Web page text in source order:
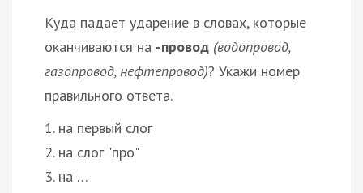
Куда падает ударение в словах, которые
оканчиваются на -провод (водопровод,
газопровод, нефтепровод)? Укажи номер
правильного ответа.
1. на первый слог
2. на слог "про"
3. на …